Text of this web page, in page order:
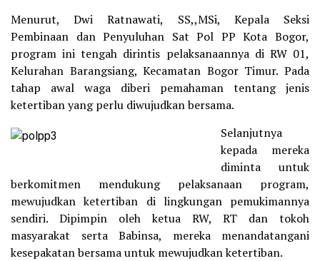
Menurut, Dwi Ratnawati, SS,,MSi, Kepala Seksi
Pembinaan dan Penyuluhan Sat Pol PP Kota Bogor,
program ini tengah dirintis pelaksanaannya di RW 01,
Kelurahan Barangsiang, Kecamatan Bogor Timur. Pada
tahap awal waga diberi pemahaman tentang jenis
ketertiban yang perlu diwujudkan bersama.
Selanjutnya
kepada mereka
diminta untuk
berkomitmen mendukung pelaksanaan program,
mewujudkan ketertiban di lingkungan pemukimannya
sendiri. Dipimpin oleh ketua RW, RT dan tokoh
masyarakat serta Babinsa, mereka menandatangani
kesepakatan bersama untuk mewujudkan ketertiban.